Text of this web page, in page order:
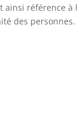
ainsi référence à
des personnes.